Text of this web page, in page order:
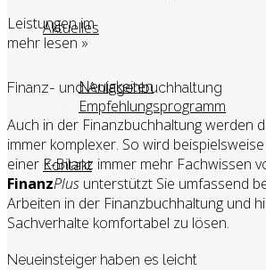
Aktuelles
Neuigkeiten
Empfehlungsprogramm
Kontakt
Leistungen im
mehr lesen »
Finanz- und Anlagenbuchhaltung
Auch in der Finanzbuchhaltung werden
immer komplexer. So wird
einer E-Bilanz immer mehr Fachwissen
FinanzPlus unterstützt Sie umfassend
Arbeiten in der Finanzbuchhaltung und
Sachverhalte komfortabel zu lösen.
Neueinsteiger haben es leicht